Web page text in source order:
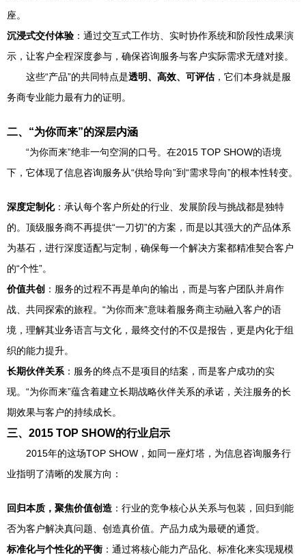
座。
沉浸式交付体验 ：通过交互式工作坊、实时协作系统和阶段性成果演
示，让客户全程深度参与，确保咨询服务与客户实际需求无缝对接。
这些“产品”的共同特点是透明、高效、可评估，它们本身就是服
务商专业能力最有力的证明。
二、“为你而来”的深层内涵
“为你而来”绝非一句空洞的口号。在2015 TOP SHOW的语境
下，它体现了信息咨询服务从“供给导向”到“需求导向”的根本性转变。
深度定制化：承认每个客户所处的行业、发展阶段与挑战都是独特
的。顶级服务商不再提供“一刀切”的方案，而是以其强大的产品体系
为基石，进行深度适配与定制，确保每一个解决方案都精准契合客户
的“个性”。
价值共创 ：服务的过程不再是单向的输出，而是与客户团队并肩作
战、共同探索的旅程。“为你而来”意味着服务商主动融入客户的语
境，理解其业务语言与文化，最终交付的不仅是报告，更是内化于组
织的能力提升。
长期伙伴关系 ：服务的终点不是项目的结案，而是客户成功的实
现。“为你而来”蕴含着建立长期战略伙伴关系的承诺，关注服务的长
期效果与客户的持续成长。
三、2015 TOP SHOW的行业启示
2015年的这场TOP SHOW，如同一座灯塔，为信息咨询服务行
业指明了清晰的发展方向：
回归本质，聚焦价值创造 ：行业的竞争核心从关系与包装，回归到能
否为客户解决真问题、创造真价值。产品力成为最硬的通货。
标准化与个性化的平衡 ：通过将核心能力产品化、标准化来实现规模